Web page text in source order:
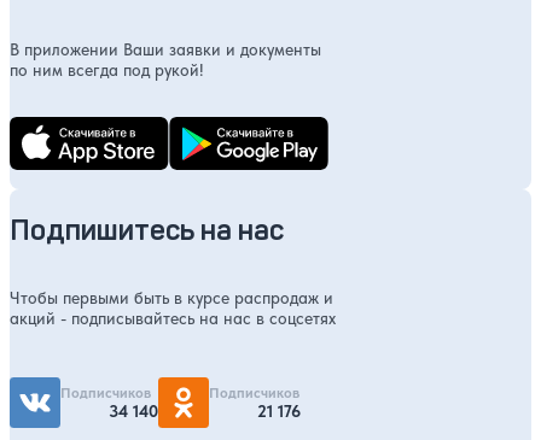
В приложении Ваши заявки и документы
по ним всегда под рукой!
Подпишитесь на нас
Чтобы первыми быть в курсе распродаж и
акций - подписывайтесь на нас в соцсетях
Подписчиков
34 140
Подписчиков
21 176